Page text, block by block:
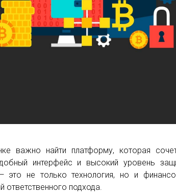
важно найти платформу, которая
интерфейс и высокий уровень
это не только технология, но и
ответственного подхода.